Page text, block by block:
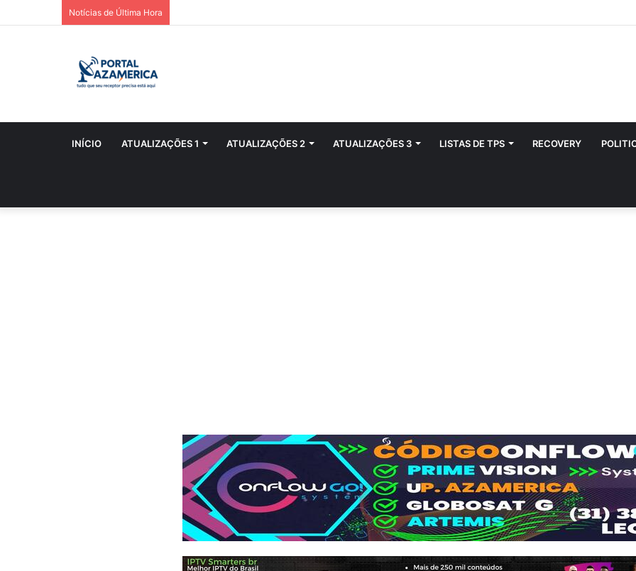
Notícias de Última Hora
INÍCIO ATUALIZAÇÕES 1 ATUALIZAÇÕES 2 ATUALIZAÇÕES 3 LISTAS DE TPS RECOVERY